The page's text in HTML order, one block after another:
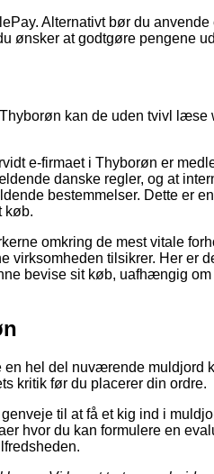
Alternativt bør du
ønsker at godtgøre pengene
kan de uden tvivl læse
e-firmaet i Thyborøn er
danske regler, og at
bestemmelser. Dette er
køb.
omkring de mest vitale
virksomheden tilsikrer. Her er
bevise sit køb, uafhængig
hel del nuværende muldjord
kritik før du placerer din ordre.
til at få et kig ind i
hvor du kan formulere en